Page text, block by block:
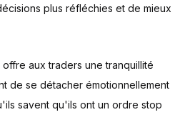
plus réfléchies et de mieux
aux traders une tranquillité
de se détacher émotionnellement
savent qu'ils ont un ordre stop